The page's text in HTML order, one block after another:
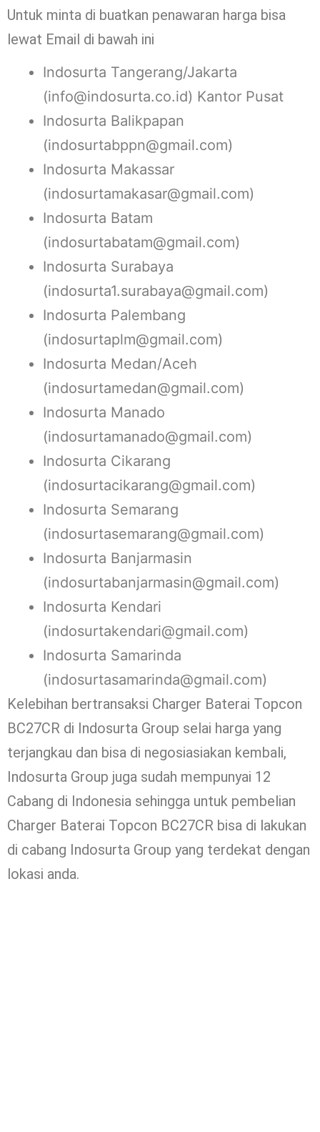
Untuk minta di buatkan penawaran harga bisa
lewat Email di bawah ini
Indosurta Tangerang/Jakarta
(info@indosurta.co.id) Kantor Pusat
Indosurta Balikpapan
(indosurtabppn@gmail.com)
Indosurta Makassar
(indosurtamakasar@gmail.com)
Indosurta Batam
(indosurtabatam@gmail.com)
Indosurta Surabaya
(indosurta1.surabaya@gmail.com)
Indosurta Palembang
(indosurtaplm@gmail.com)
Indosurta Medan/Aceh
(indosurtamedan@gmail.com)
Indosurta Manado
(indosurtamanado@gmail.com)
Indosurta Cikarang
(indosurtacikarang@gmail.com)
Indosurta Semarang
(indosurtasemarang@gmail.com)
Indosurta Banjarmasin
(indosurtabanjarmasin@gmail.com)
Indosurta Kendari
(indosurtakendari@gmail.com)
Indosurta Samarinda
(indosurtasamarinda@gmail.com)
Kelebihan bertransaksi Charger Baterai Topcon
BC27CR di Indosurta Group selai harga yang
terjangkau dan bisa di negosiasiakan kembali,
Indosurta Group juga sudah mempunyai 12
Cabang di Indonesia sehingga untuk pembelian
Charger Baterai Topcon BC27CR bisa di lakukan
di cabang Indosurta Group yang terdekat dengan
lokasi anda.